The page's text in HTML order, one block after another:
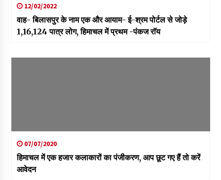
12/02/2022
वाह- बिलासपुर के नाम एक और आयाम- ई-श्रम पोर्टल से जोड़े
1,16,124 पात्र लोग, हिमाचल में प्रथम -पंकज राॅय
07/07/2020
हिमाचल में एक हजार कलाकारों का पंजीकरण, आप छूट गए हैं तो करें
आवेदन